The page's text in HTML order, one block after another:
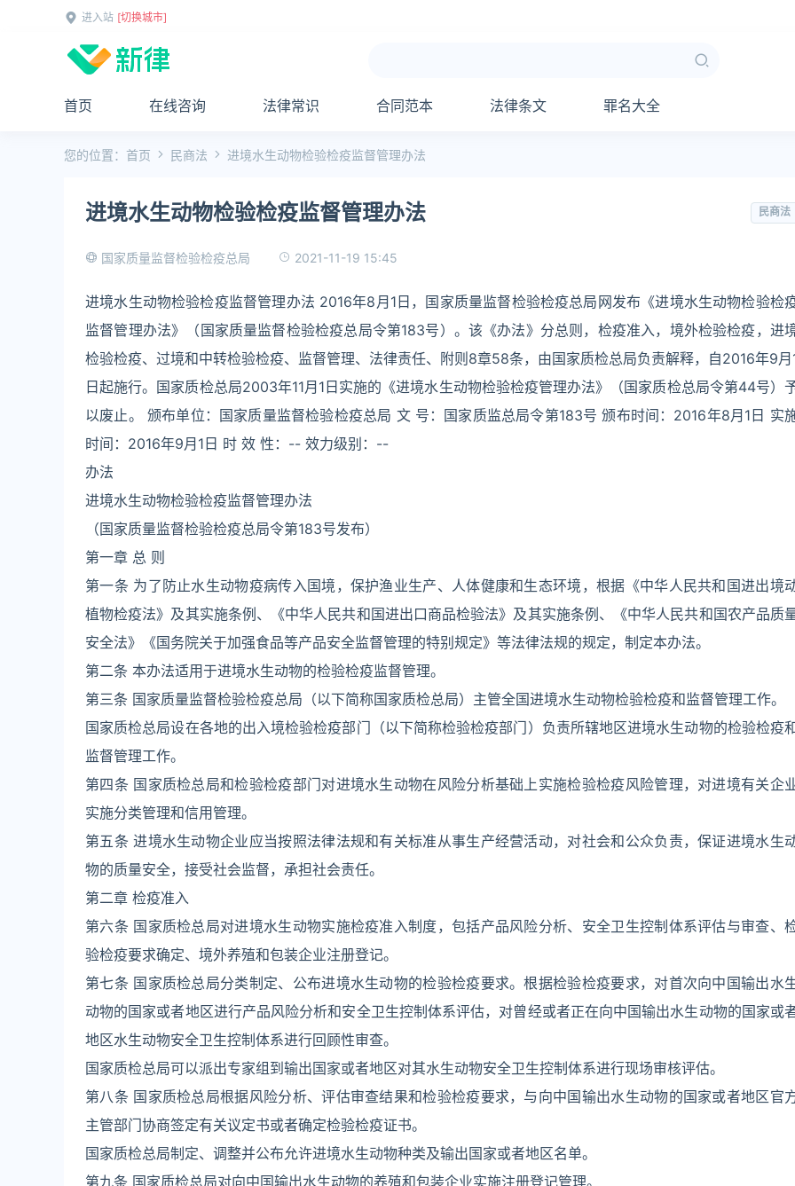
进入站 [切换城市]
首页 在线咨询 法律常识 合同范本 法律条文 罪名大全
您的位置： 首页 民商法 进境水生动物检验检疫监督管理办法
进境水生动物检验检疫监督管理办法 民商法
国家质量监督检验检疫总局 2021-11-19 15:45
进境水生动物检验检疫监督管理办法 2016年8月1日，国家质量监督检验检疫总局网发布《进境水生动物检验检
监督管理办法》（国家质量监督检验检疫总局令第183号）。该《办法》分总则，检疫准入，境外检验检疫，进
检验检疫、过境和中转检验检疫、监督管理、法律责任、附则8章58条，由国家质检总局负责解释，自2016年9月
日起施行。国家质检总局2003年11月1日实施的《进境水生动物检验检疫管理办法》（国家质检总局令第44号）
以废止。 颁布单位：国家质量监督检验检疫总局 文 号：国家质监总局令第183号 颁布时间：2016年8月1日 实
时间：2016年9月1日 时 效 性：-- 效力级别：--
办法
进境水生动物检验检疫监督管理办法
（国家质量监督检验检疫总局令第183号发布）
第一章 总 则
第一条 为了防止水生动物疫病传入国境，保护渔业生产、人体健康和生态环境，根据《中华人民共和国进出境
植物检疫法》及其实施条例、《中华人民共和国进出口商品检验法》及其实施条例、《中华人民共和国农产品质
安全法》《国务院关于加强食品等产品安全监督管理的特别规定》等法律法规的规定，制定本办法。
第二条 本办法适用于进境水生动物的检验检疫监督管理。
第三条 国家质量监督检验检疫总局（以下简称国家质检总局）主管全国进境水生动物检验检疫和监督管理工作。
国家质检总局设在各地的出入境检验检疫部门（以下简称检验检疫部门）负责所辖地区进境水生动物的检验检疫
监督管理工作。
第四条 国家质检总局和检验检疫部门对进境水生动物在风险分析基础上实施检验检疫风险管理，对进境有关企
实施分类管理和信用管理。
第五条 进境水生动物企业应当按照法律法规和有关标准从事生产经营活动，对社会和公众负责，保证进境水生
物的质量安全，接受社会监督，承担社会责任。
第二章 检疫准入
第六条 国家质检总局对进境水生动物实施检疫准入制度，包括产品风险分析、安全卫生控制体系评估与审查、
验检疫要求确定、境外养殖和包装企业注册登记。
第七条 国家质检总局分类制定、公布进境水生动物的检验检疫要求。根据检验检疫要求，对首次向中国输出水
动物的国家或者地区进行产品风险分析和安全卫生控制体系评估，对曾经或者正在向中国输出水生动物的国家或
地区水生动物安全卫生控制体系进行回顾性审查。
国家质检总局可以派出专家组到输出国家或者地区对其水生动物安全卫生控制体系进行现场审核评估。
第八条 国家质检总局根据风险分析、评估审查结果和检验检疫要求，与向中国输出水生动物的国家或者地区官
主管部门协商签定有关议定书或者确定检验检疫证书。
国家质检总局制定、调整并公布允许进境水生动物种类及输出国家或者地区名单。
第九条 国家质检总局对向中国输出水生动物的养殖和包装企业实施注册登记管理。